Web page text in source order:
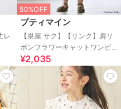
レ
50%OFF
プティマイン
【泉屋 サク】【リンク】肩リ
ボンフラワーキャットワンピ
ース
¥2,035